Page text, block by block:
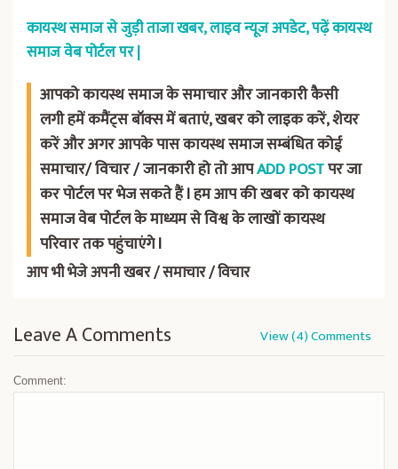
कायस्थ समाज से जुड़ी ताजा खबर, लाइव न्यूज अपडेट, पढ़ें कायस्थ
समाज वेब पोर्टल पर |
आपको कायस्थ समाज के समाचार और जानकारी कैसी
लगी हमें कमैंट्स बॉक्स में बताएं, खबर को लाइक करें, शेयर
करें और अगर आपके पास कायस्थ समाज सम्बंधित कोई
समाचार/ विचार / जानकारी हो तो आपADD POSTपर जा
कर पोर्टल पर भेज सकते हैं l हम आप की खबर को कायस्थ
समाज वेब पोर्टल के माध्यम से विश्व के लाखों कायस्थ
परिवार तक पहुंचाएंगे l
आप भी भेजे अपनी खबर / समाचार / विचार
Leave A Comments View (4) Comments
Comment: